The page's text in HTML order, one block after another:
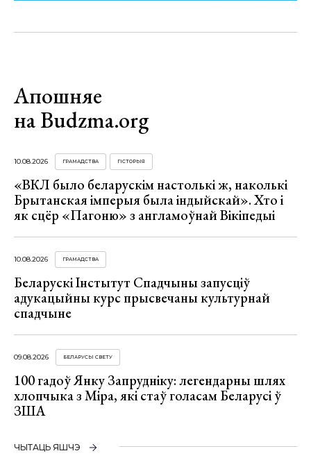
Апошняе
на Budzma.org
10.08.2026 ГРАМАДСТВА ГІСТОРЫЯ
«ВКЛ было беларускім настолькі ж, наколькі
Брытанская імперыя была індыйскай». Хто і
як сцёр «Пагоню» з англамоўнай Вікіпедыі
10.08.2026 ГРАМАДСТВА
Беларускі Інстытут Спадчыны запусціў
адукацыйны курс прысвечаны культурнай
спадчыне
09.08.2026 БЕЛАРУСЫ СВЕТУ
100 гадоў Янку Запрудніку: легендарны шлях
хлопчыка з Міра, які стаў голасам Беларусі ў
ЗША
ЧЫТАЦЬ ЯШЧЭ